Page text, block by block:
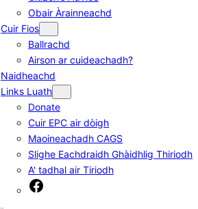
Obair Àrainneachd
Cuir Fios
Ballrachd
Airson ar cuideachadh?
Naidheachd
Links Luath
Donate
Cuir EPC air dòigh
Maoineachadh CAGS
Slighe Eachdraidh Ghàidhlig Thiriodh
A' tadhal air Tiriodh